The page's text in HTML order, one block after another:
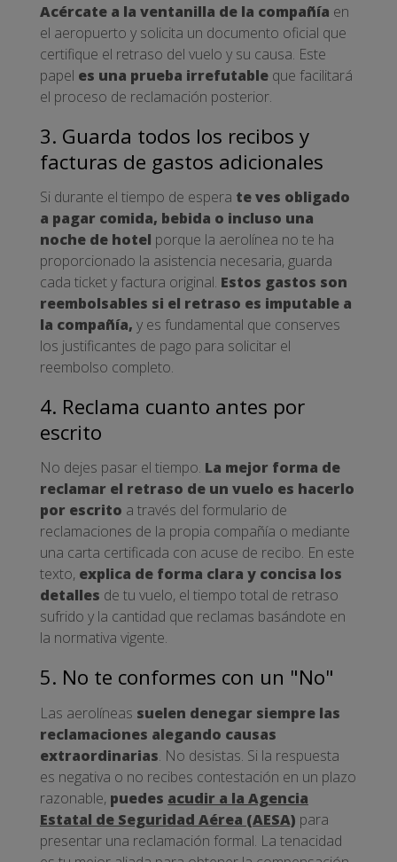
Acércate a la ventanilla de la compañía en
el aeropuerto y solicita un documento oficial que
certifique el retraso del vuelo y su causa. Este
papel es una prueba irrefutable que facilitará
el proceso de reclamación posterior.
3. Guarda todos los recibos y
facturas de gastos adicionales
Si durante el tiempo de espera te ves obligado
a pagar comida, bebida o incluso una
noche de hotel porque la aerolínea no te ha
proporcionado la asistencia necesaria, guarda
cada ticket y factura original. Estos gastos son
reembolsables si el retraso es imputable a
la compañía, y es fundamental que conserves
los justificantes de pago para solicitar el
reembolso completo.
4. Reclama cuanto antes por
escrito
No dejes pasar el tiempo. La mejor forma de
reclamar el retraso de un vuelo es hacerlo
por escrito a través del formulario de
reclamaciones de la propia compañía o mediante
una carta certificada con acuse de recibo. En este
texto, explica de forma clara y concisa los
detalles de tu vuelo, el tiempo total de retraso
sufrido y la cantidad que reclamas basándote en
la normativa vigente.
5. No te conformes con un "No"
Las aerolíneas suelen denegar siempre las
reclamaciones alegando causas
extraordinarias. No desistas. Si la respuesta
es negativa o no recibes contestación en un plazo
razonable, puedes acudir a la Agencia
Estatal de Seguridad Aérea (AESA) para
presentar una reclamación formal. La tenacidad